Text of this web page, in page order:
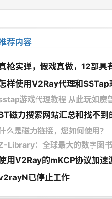
荐内容
枪实弹，假戏真做，12部具
样使用V2Ray代理和
游戏代理教程 从此玩如
磁力搜索网站汇总和找不到
么是磁力链接，您如何使用？
Library：全球最大的数字图
用V2Ray的mKCP协议加速
已停止工作